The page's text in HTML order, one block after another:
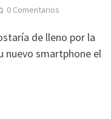
0 Comentarios
de lleno por la
nuevo smartphone el